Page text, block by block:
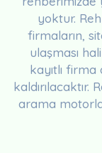
yoktur.
firmaların,
ulaşması
kayıtlı
arama